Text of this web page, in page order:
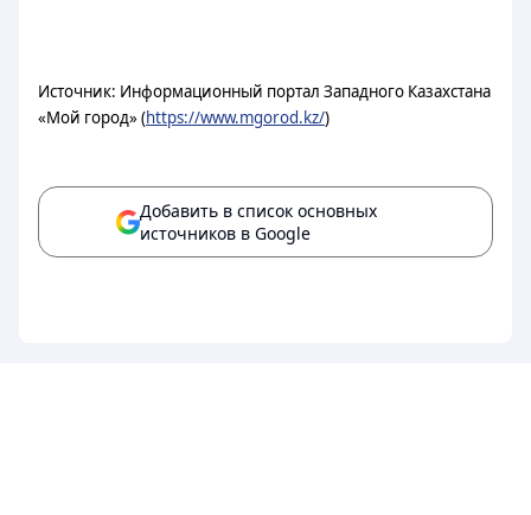
Источник: Информационный портал Западного Казахстана
«Мой город» (https://www.mgorod.kz/)
Добавить в список основных
источников в Google